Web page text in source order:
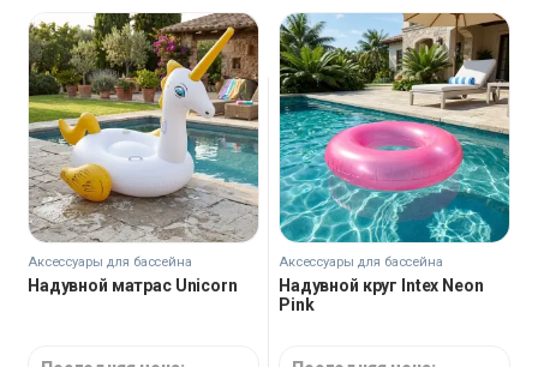
Аксессуары для бассейна
Надувной матрас Unicorn
Аксессуары для бассейна
Надувной круг Intex Neon
Pink